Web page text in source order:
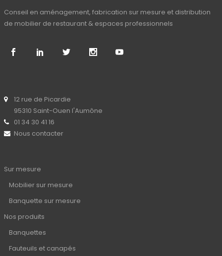
Conseil en aménagement, fabrication sur mesure et distribution
de mobilier de restaurant & espaces professionnels
12 rue de Picardie
95310 Saint-Ouen l'Aumône
01 34 30 41 16
Nous contacter
Sur mesure
Mobilier sur mesure
Banquette sur mesure
Nos produits
Banquettes
Fauteuils et canapés